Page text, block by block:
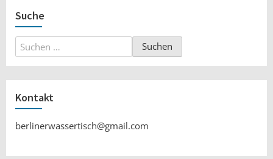
Suche
Suchen
nach:
Kontakt
berlinerwassertisch@gmail.com